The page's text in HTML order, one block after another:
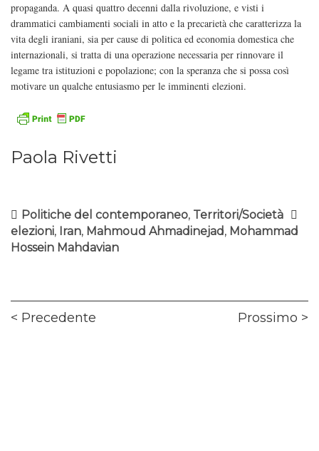
propaganda. A quasi quattro decenni dalla rivoluzione, e visti i
drammatici cambiamenti sociali in atto e la precarietà che caratterizza la
vita degli iraniani, sia per cause di politica ed economia domestica che
internazionali, si tratta di una operazione necessaria per rinnovare il
legame tra istituzioni e popolazione; con la speranza che si possa così
motivare un qualche entusiasmo per le imminenti elezioni.
Paola Rivetti
Politiche del contemporaneo, Territori/Società
elezioni, Iran, Mahmoud Ahmadinejad, Mohammad
Hossein Mahdavian
Navigazione
Precedente Prossimo